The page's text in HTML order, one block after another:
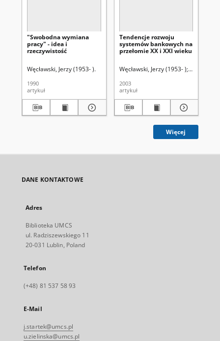
"Swobodna wymiana
pracy" - idea i
rzeczywistość
Węcławski, Jerzy (1953- ).
1990
artykuł
Tendencje rozwoju
systemów bankowych na
przełomie XX i XXI wieku
Węcławski, Jerzy (1953- ) Wich,
2003
artykuł
Więcej
DANE KONTAKTOWE
Adres
Biblioteka UMCS
ul. Radziszewskiego 11
20-031 Lublin, Poland
Telefon
(+48) 81 537 58 93
E-Mail
j.startek@umcs.pl
u.zielinska@umcs.pl